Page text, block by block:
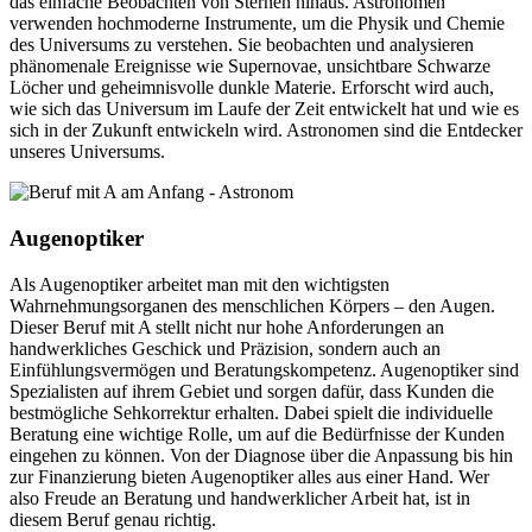
verwenden hochmoderne Instrumente, um die Physik und Chemie
des Universums zu verstehen. Sie beobachten und analysieren
phänomenale Ereignisse wie Supernovae, unsichtbare Schwarze
Löcher und geheimnisvolle dunkle Materie. Erforscht wird auch,
wie sich das Universum im Laufe der Zeit entwickelt hat und wie es
sich in der Zukunft entwickeln wird. Astronomen sind die Entdecker
unseres Universums.
Augenoptiker
Als Augenoptiker arbeitet man mit den wichtigsten
Wahrnehmungsorganen des menschlichen Körpers – den Augen.
Dieser Beruf mit A stellt nicht nur hohe Anforderungen an
handwerkliches Geschick und Präzision, sondern auch an
Einfühlungsvermögen und Beratungskompetenz. Augenoptiker sind
Spezialisten auf ihrem Gebiet und sorgen dafür, dass Kunden die
bestmögliche Sehkorrektur erhalten. Dabei spielt die individuelle
Beratung eine wichtige Rolle, um auf die Bedürfnisse der Kunden
eingehen zu können. Von der Diagnose über die Anpassung bis hin
zur Finanzierung bieten Augenoptiker alles aus einer Hand. Wer
also Freude an Beratung und handwerklicher Arbeit hat, ist in
diesem Beruf genau richtig.